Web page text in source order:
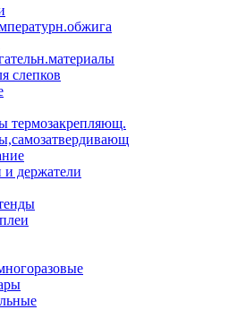
слепков
термозакрепляющ.
держатели